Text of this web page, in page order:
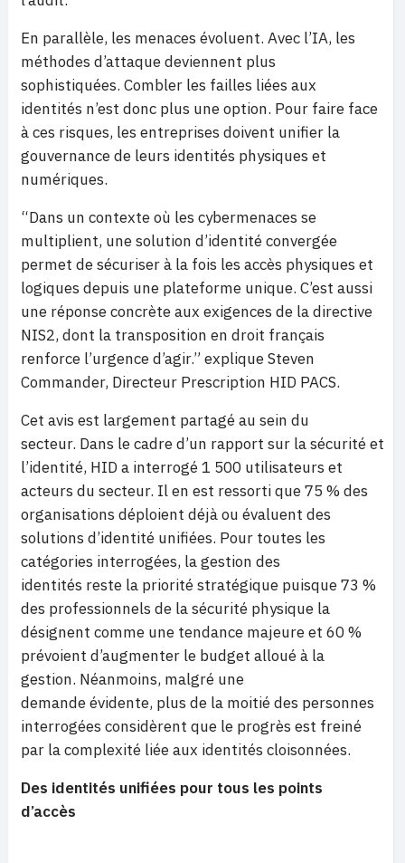
En parallèle, les menaces évoluent. Avec l’IA, les
méthodes d’attaque deviennent plus
sophistiquées. Combler les failles liées aux
identités n’est donc plus une option. Pour faire face
à ces risques, les entreprises doivent unifier la
gouvernance de leurs identités physiques et
numériques.
“Dans un contexte où les cybermenaces se
multiplient, une solution d’identité convergée
permet de sécuriser à la fois les accès physiques et
logiques depuis une plateforme unique. C’est aussi
une réponse concrète aux exigences de la directive
NIS2, dont la transposition en droit français
renforce l’urgence d’agir.” explique Steven
Commander, Directeur Prescription HID PACS.
Cet avis est largement partagé au sein du
secteur. Dans le cadre d’un rapport sur la sécurité et
l’identité, HID a interrogé 1 500 utilisateurs et
acteurs du secteur. Il en est ressorti que 75 % des
organisations déploient déjà ou évaluent des
solutions d’identité unifiées. Pour toutes les
catégories interrogées, la gestion des
identités reste la priorité stratégique puisque 73 %
des professionnels de la sécurité physique la
désignent comme une tendance majeure et 60 %
prévoient d’augmenter le budget alloué à la
gestion. Néanmoins, malgré une
demande évidente, plus de la moitié des personnes
interrogées considèrent que le progrès est freiné
par la complexité liée aux identités cloisonnées.
Des identités unifiées pour tous les points
d’accès